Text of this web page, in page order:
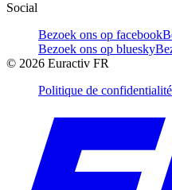
Social
Bezoek ons op facebook
Bezoek ons op bluesky
© 2026 Euractiv FR
Politique de confidentialité